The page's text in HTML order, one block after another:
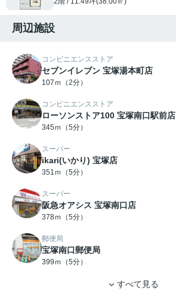
周辺施設
コンビニエンスストア
セブンイレブン 宝塚湯本町店
107ｍ（2分）
コンビニエンスストア
ローソンストア100 宝塚南口駅前店
345ｍ（5分）
スーパー
ikari(いかり) 宝塚店
351ｍ（5分）
スーパー
阪急オアシス 宝塚南口店
378ｍ（5分）
郵便局
宝塚南口郵便局
399ｍ（5分）
すべて見る